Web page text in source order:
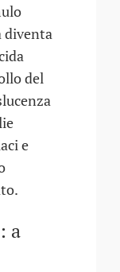
diventa
del
e
a